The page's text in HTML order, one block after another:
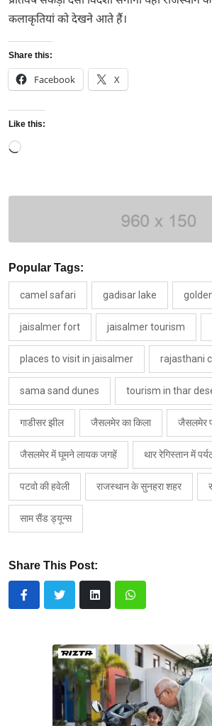
कलाकृतियां को देखने आते हैं।
Share this:
Facebook X
Like this:
Loading…
Popular Tags:
camel safari gadisar lake
jaisalmer fort jaisalmer tourism
places to visit in jaisalmer rajasthani
sama sand dunes tourism in thar
गाडीसर झील जैसलमेर का किला जैसलमेर
जैसलमेर में घूमने लायक जगहें थार रेगिस्तान में
पटवो की हवेली राजस्थान के सुनहरा शहर
साम सैंड ड्यून्स
Share This Post: